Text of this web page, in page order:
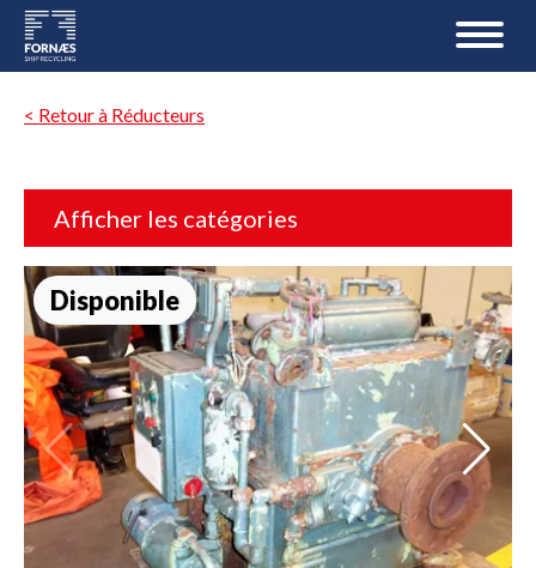
< Retour à Réducteurs
Afficher les catégories
Disponible